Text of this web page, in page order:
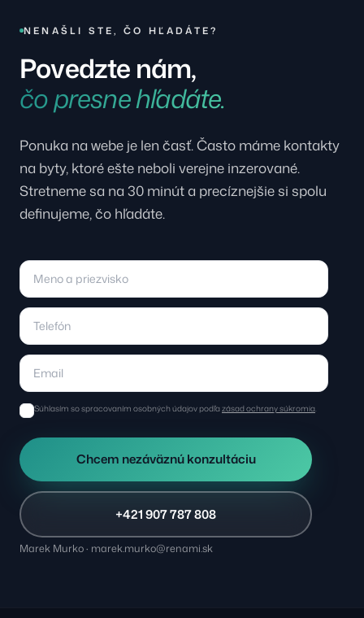
NENAŠLI STE, ČO HĽADÁTE?
Povedzte nám,
čo presne hľadáte.
Ponuka na webe je len časť. Často máme kontakty
na byty, ktoré ešte neboli verejne inzerované.
Stretneme sa na 30 minút a precíznejšie si spolu
definujeme, čo hľadáte.
Súhlasím so spracovaním osobných údajov podľazásad ochrany súkromia.
Chcem nezáväznú konzultáciu
+421 907 787 808
Marek Murko · marek.murko@renami.sk